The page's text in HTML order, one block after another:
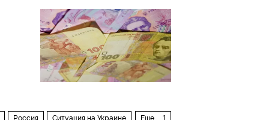
Еще 1
Россия Ситуация на Украине